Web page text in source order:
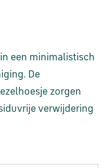
een minimalistisch
De
zorgen
verwijdering